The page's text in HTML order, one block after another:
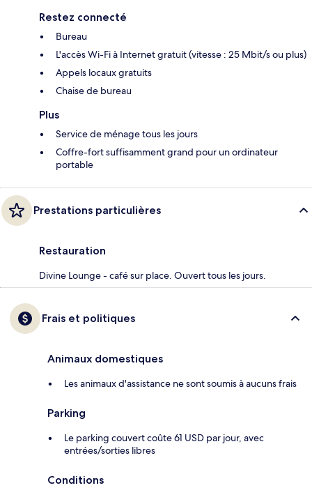
Restez connecté
Bureau
L'accès Wi-Fi à Internet gratuit (vitesse : 25 Mbit/s ou plus)
Appels locaux gratuits
Chaise de bureau
Plus
Service de ménage tous les jours
Coffre-fort suffisamment grand pour un ordinateur
portable
Prestations particulières
Restauration
Divine Lounge - café sur place. Ouvert tous les jours.
Frais et politiques
Animaux domestiques
Les animaux d'assistance ne sont soumis à aucuns frais
Parking
Le parking couvert coûte 61 USD par jour, avec
entrées/sorties libres
Conditions